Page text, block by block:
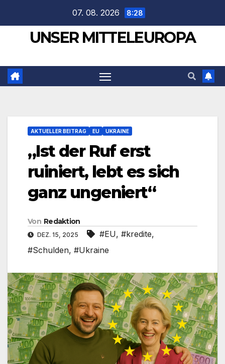
springen
07. 08. 2026 8:28
UNSER MITTELEUROPA
AKTUELLER BEITRAG EU UKRAINE
„Ist der Ruf erst
ruiniert, lebt es sich
ganz ungeniert“
Von Redaktion
DEZ. 15, 2025 #EU, #kredite,
#Schulden, #Ukraine